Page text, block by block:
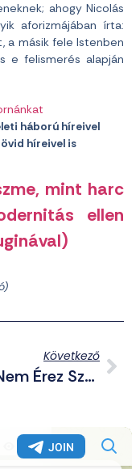
ahogy Nicolás
aforizmájában írta:
a másik fele Istenben
e felismerés alapján
háború híreivel
híreivel is
mint harc
ellen
Következő
„Aki Nem Érez Szégyent, Amikor Tudatosan Hazudik, Az Bármilyen Gazságra Képes”